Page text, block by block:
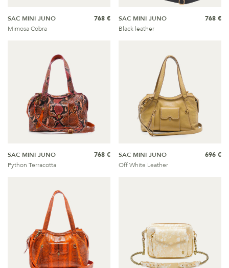
SAC MINI JUNO
Mimosa Cobra
768 €
SAC MINI JUNO
Black leather
768 €
SAC MINI JUNO
Python Terracotta
768 €
SAC MINI JUNO
Off White Leather
696 €